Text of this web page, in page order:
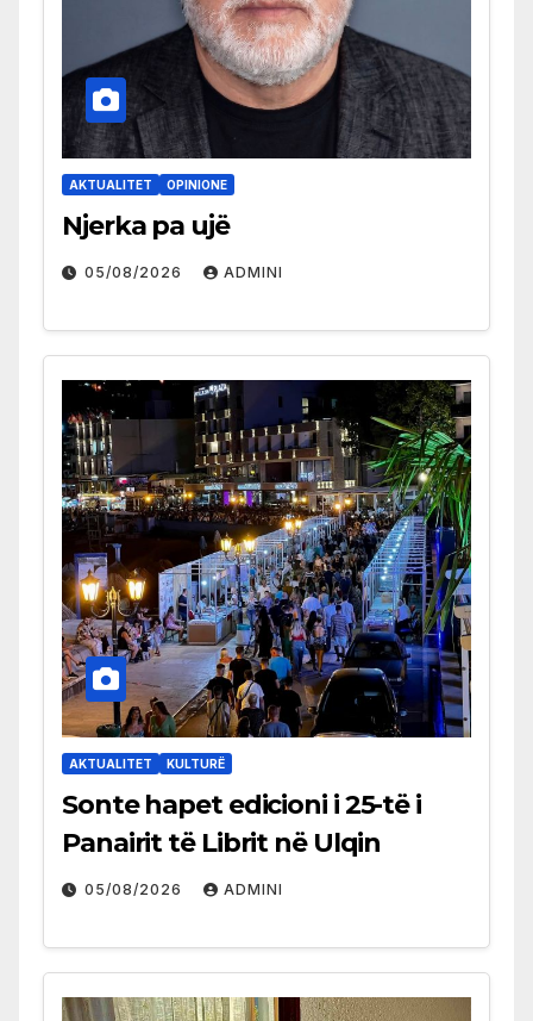
AKTUALITET OPINIONE
Njerka pa ujë
05/08/2026 ADMINI
AKTUALITET KULTURË
Sonte hapet edicioni i 25-të i
Panairit të Librit në Ulqin
05/08/2026 ADMINI